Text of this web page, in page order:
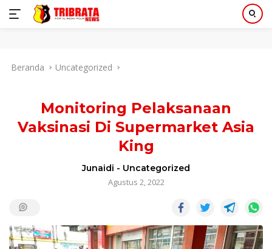
Beranda Uncategorized
Monitoring Pelaksanaan
Vaksinasi Di Supermarket Asia
King
Junaidi - Uncategorized
Agustus 2, 2022